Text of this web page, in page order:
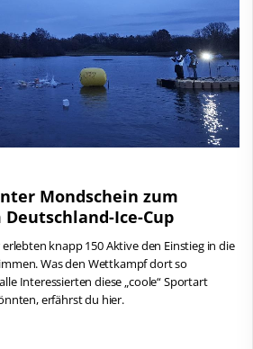
Mondschein zum
Ice-Cup
knapp 150 Aktive den Einstieg in die
Was den Wettkampf dort so
Interessierten diese „coole“ Sportart
erfährst du hier.